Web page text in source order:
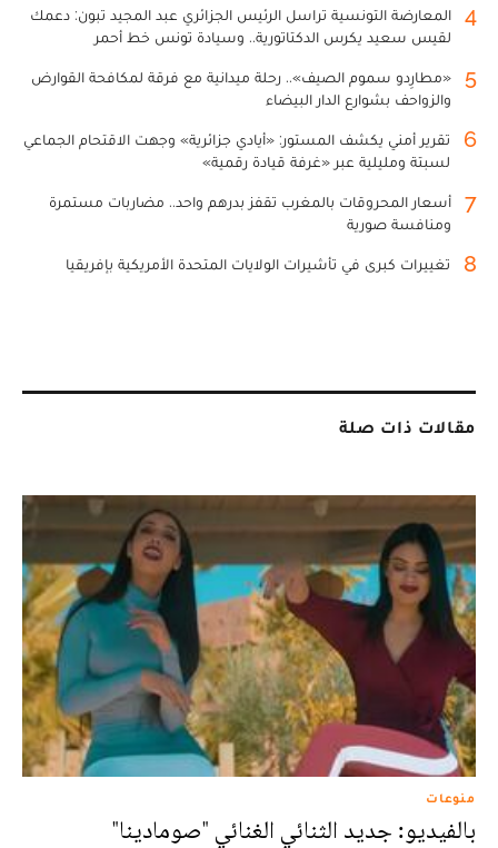
4
المعارضة التونسية تراسل الرئيس الجزائري عبد المجيد تبون: دعمك
لقيس سعيد يكرس الدكتاتورية.. وسيادة تونس خط أحمر
5
«مطارِدو سموم الصيف».. رحلة ميدانية مع فرقة لمكافحة القوارض
والزواحف بشوارع الدار البيضاء
6
تقرير أمني يكشف المستور: «أيادي جزائرية» وجهت الاقتحام الجماعي
لسبتة ومليلية عبر «غرفة قيادة رقمية»
7
أسعار المحروقات بالمغرب تقفز بدرهم واحد.. مضاربات مستمرة
ومنافسة صورية
8 تغييرات كبرى في تأشيرات الولايات المتحدة الأمريكية بإفريقيا
مقالات ذات صلة
منوعات
بالفيديو: جديد الثنائي الغنائي "صومادينا"